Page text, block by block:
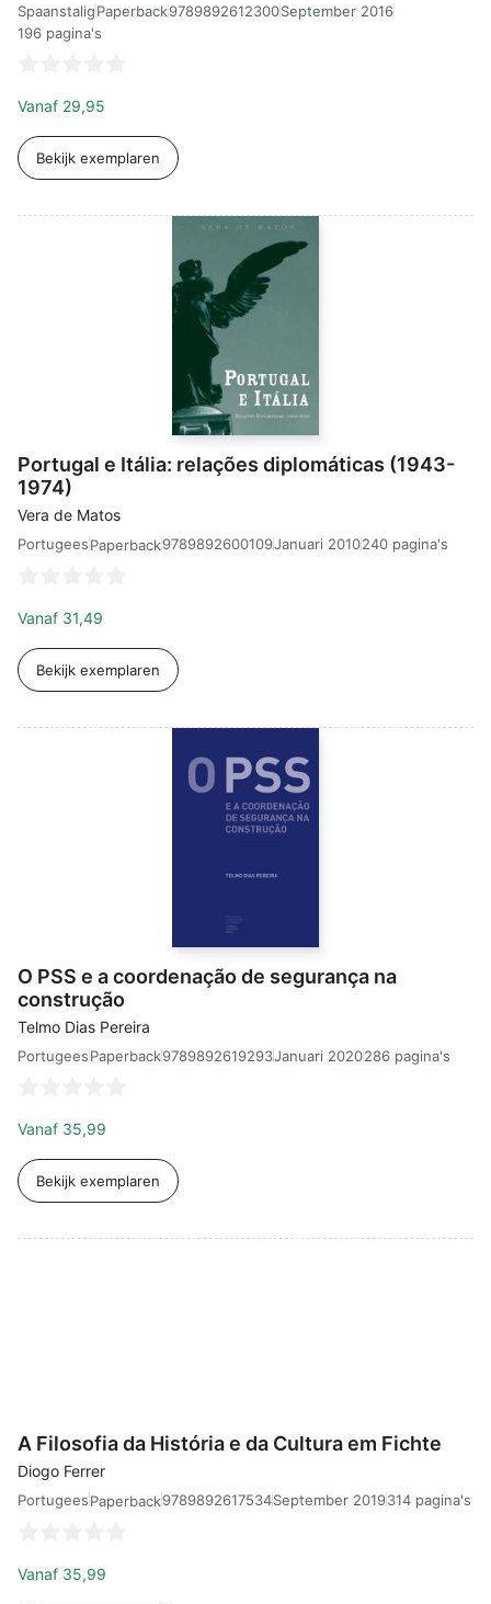
SpaanstaligPaperback9789892612300September 2016
196 pagina's
Vanaf 29,95
Bekijk exemplaren
Portugal e Itália: relações diplomáticas (1943-
1974)
Vera de Matos
PortugeesPaperback9789892600109Januari 2010240 pagina's
Vanaf 31,49
Bekijk exemplaren
O PSS e a coordenação de segurança na
construção
Telmo Dias Pereira
PortugeesPaperback9789892619293Januari 2020286 pagina's
Vanaf 35,99
Bekijk exemplaren
A Filosofia da História e da Cultura em Fichte
Diogo Ferrer
PortugeesPaperback9789892617534September 2019314 pagina's
Vanaf 35,99